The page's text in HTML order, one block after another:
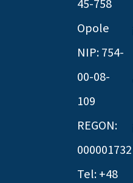
45-758
Opole
NIP: 754-
00-08-
109
REGON:
000001732
Tel: +48